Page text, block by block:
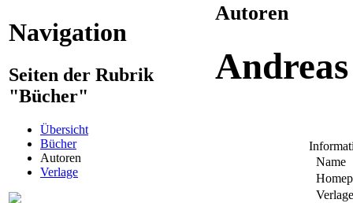
Navigation
Seiten der Rubrik
"Bücher"
Übersicht
Bücher
Autoren
Verlage
Autoren
Name
Verlage